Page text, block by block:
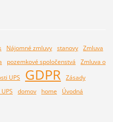
Nájomné zmluvy stanovy Zmluva
pozemkové spoločenstvá
Zmluva o
UPS GDPR
Zásady
domov home
Úvodná